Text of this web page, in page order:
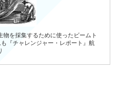
を採集するために使ったビームト
『チャレンジャー・レポート』航